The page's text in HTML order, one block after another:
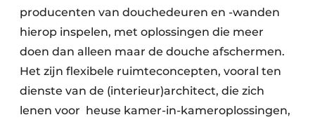
producenten van douchedeuren en -wanden
hierop inspelen, met oplossingen die meer
doen dan alleen maar de douche afschermen.
Het zijn flexibele ruimteconcepten, vooral ten
dienste van de (interieur)architect, die zich
lenen voor heuse kamer-in-kameroplossingen,